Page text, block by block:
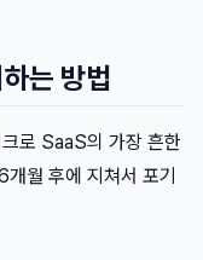
는 방법
로 SaaS의 가장 흔한
월 후에 지쳐서 포기